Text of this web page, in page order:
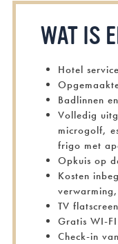
WAT IS
Hotel service
Badlinnen
Volledig
microgolf,
frigo met
Opkuis op
Kosten
TV flatscreen
Gratis WI-FI
Check-in